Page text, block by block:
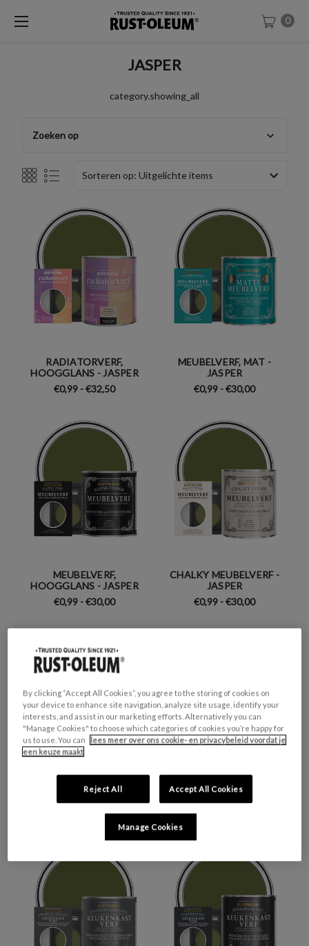
0
JASPER
category.showing_all
Zoeken op
Sorteren op:
RADIATORVERF,
HOOGGLANS - JASPER
€0,99 - €32,50
MEUBELVERF, MAT -
JASPER
€0,99 - €30,00
MEUBELVERF,
HOOGGLANS - JASPER
€0,99 - €30,00
CHALKY MEUBELVERF -
JASPER
€0,99 - €30,00
KEUKENTEGELVERF,
€0,99 - €35,50
KEUKENTEGELVERF, MAT
€0,99 - €35,50
By clicking “Accept All Cookies”, you agree to the storing of cookies on
your device to enhance site navigation, analyze site usage, identify your
interests, and assist in our marketing efforts. Alternatively you can
"Manage Cookies" to choose which categories of cookies you’re happy for
us to use. You can
lees meer over ons cookie- en privacybeleid voordat je
een keuze maakt
Reject All Accept All Cookies
Manage Cookies